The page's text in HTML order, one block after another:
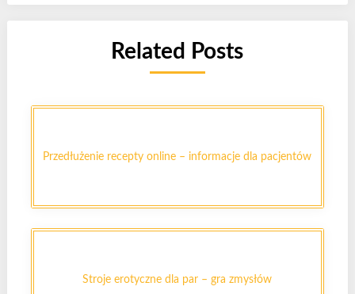
Related Posts
Przedłużenie recepty online – informacje dla pacjentów
Stroje erotyczne dla par – gra zmysłów